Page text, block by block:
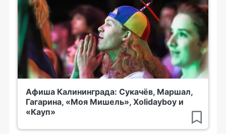
Афиша Калининграда: Сукачёв, Маршал,
Гагарина, «Моя Мишель», Xolidayboy и
«Кауп»